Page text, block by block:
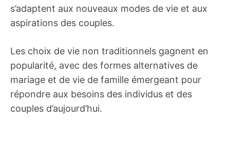
s’adaptent aux nouveaux modes de vie et aux
aspirations des couples.
Les choix de vie non traditionnels gagnent en
popularité, avec des formes alternatives de
mariage et de vie de famille émergeant pour
répondre aux besoins des individus et des
couples d’aujourd’hui.